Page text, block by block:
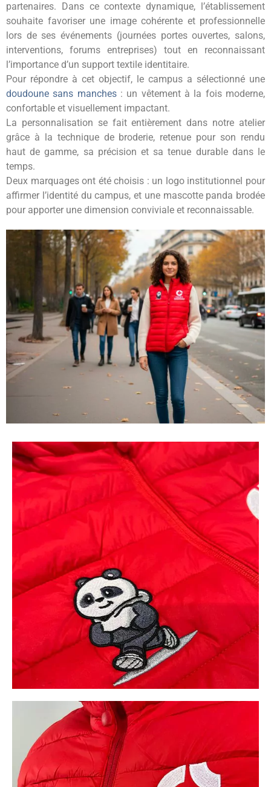
partenaires. Dans ce contexte dynamique, l’établissement
souhaite favoriser une image cohérente et professionnelle
lors de ses événements (journées portes ouvertes, salons,
interventions, forums entreprises) tout en reconnaissant
l’importance d’un support textile identitaire.
Pour répondre à cet objectif, le campus a sélectionné une
doudoune sans manches: un vêtement à la fois moderne,
confortable et visuellement impactant.
La personnalisation se fait entièrement dans notre atelier
grâce à la technique de broderie, retenue pour son rendu
haut de gamme, sa précision et sa tenue durable dans le
temps.
Deux marquages ont été choisis : un logo institutionnel pour
affirmer l’identité du campus, et une mascotte panda brodée
pour apporter une dimension conviviale et reconnaissable.